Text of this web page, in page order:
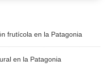
frutícola en la Patagonia
en la Patagonia